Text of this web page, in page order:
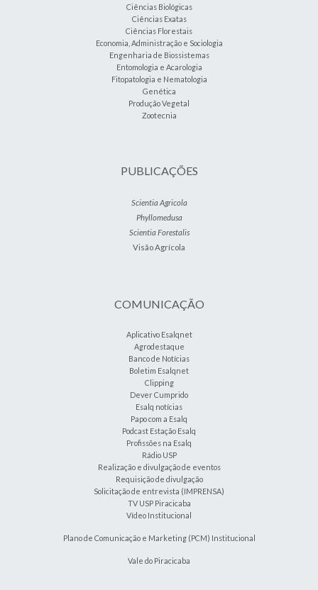
Ciências Biológicas
Ciências Exatas
Ciências Florestais
Economia, Administração e Sociologia
Engenharia de Biossistemas
Entomologia e Acarologia
Fitopatologia e Nematologia
Genética
Produção Vegetal
Zootecnia
PUBLICAÇÕES
Scientia Agricola
Phyllomedusa
Scientia Forestalis
Visão Agrícola
COMUNICAÇÃO
Aplicativo Esalqnet
Agrodestaque
Banco de Notícias
Boletim Esalqnet
Clipping
Dever Cumprido
Esalq notícias
Papo com a Esalq
Podcast Estação Esalq
Profissões na Esalq
Rádio USP
Realização e divulgação de eventos
Requisição de divulgação
Solicitação de entrevista (IMPRENSA)
TV USP Piracicaba
Vídeo Institucional
Plano de Comunicação e Marketing (PCM) Institucional
Vale do Piracicaba